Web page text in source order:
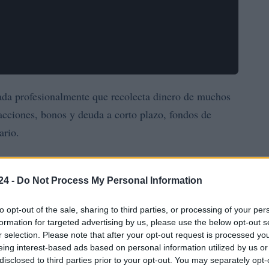
- Do Not Process My Personal Information
opt-out of the sale, sharing to third parties, or processing of your
for targeted advertising by us, please use the below opt-out
selection. Please note that after your opt-out request is processed
interest-based ads based on personal information utilized by us
to third parties prior to your opt-out. You may separately
profesionalmente que recolecta dinero de muchos
bonos y deuda a corto plazo, fondos de
los inversores que buscan diversificar su cartera.
un fondo mutuo invierte en diferentes acciones
Canadá e India, mientras que estructuras
en Europa y la firma de inversión abierta en el